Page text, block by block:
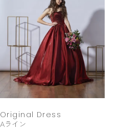
Original Dress
Aライン